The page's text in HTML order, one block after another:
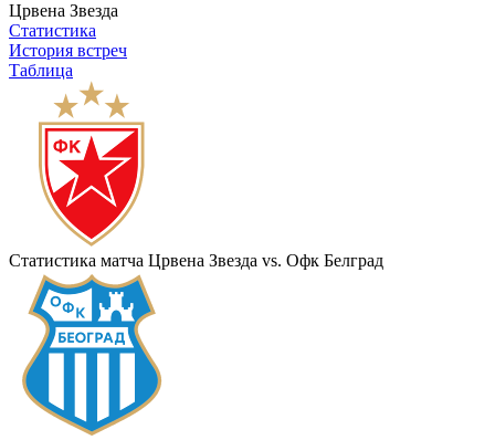
Црвена Звезда
Статистика
История встреч
Таблица
Статистика матча Црвена Звезда vs. Офк Белград